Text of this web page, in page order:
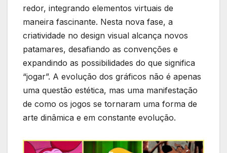
redor, integrando elementos virtuais de
maneira fascinante. Nesta ‍nova fase, a
criatividade no design ⁢visual alcança ​novos
patamares, desafiando as convenções e
expandindo‍ as ‌possibilidades do‍ que significa
“jogar”. A ⁣evolução dos ​gráficos⁣ não ‍é apenas
uma questão estética, mas uma manifestação
de como os jogos se tornaram uma forma de
arte⁤ dinâmica e em constante evolução.